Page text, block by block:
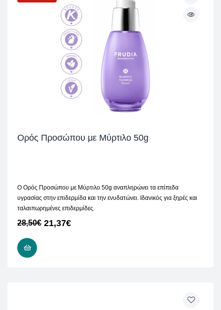
Ορός Προσώπου με Μύρτιλο 50g
Ο Ορός Προσώπου με Μύρτιλο 50g αναπληρώνει τα επίπεδα
υγρασίας στην επιδερμίδα και την ενυδατώνει. Ιδανικός για ξηρές και
ταλαιπωρημένες επιδερμίδες.
28,50€ 21,37€